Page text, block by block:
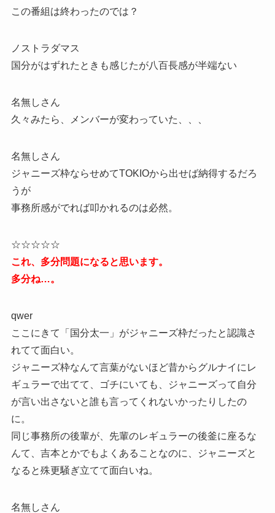
この番組は終わったのでは？
ノストラダマス
国分がはずれたときも感じたが八百長感が半端ない
名無しさん
久々みたら、メンバーが変わっていた、、、
名無しさん
ジャニーズ枠ならせめてTOKIOから出せば納得するだろ
うが
事務所感がでれば叩かれるのは必然。
☆☆☆☆☆
これ、多分問題になると思います。
多分ね…。
qwer
ここにきて「国分太一」がジャニーズ枠だったと認識さ
れてて面白い。
ジャニーズ枠なんて言葉がないほど昔からグルナイにレ
ギュラーで出てて、ゴチにいても、ジャニーズって自分
が言い出さないと誰も言ってくれないかったりしたの
に。
同じ事務所の後輩が、先輩のレギュラーの後釜に座るな
んて、吉本とかでもよくあることなのに、ジャニーズと
なると殊更騒ぎ立てて面白いね。
名無しさん